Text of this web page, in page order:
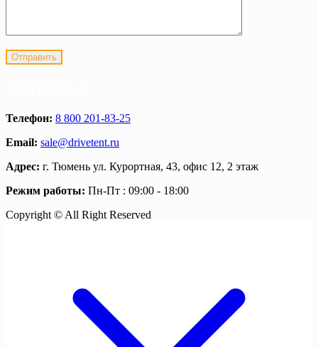
Телефон: 8 800 201-83-25
Email: sale@drivetent.ru
Адрес: г. Тюмень ул. Курортная, 43, офис 12, 2 этаж
Режим работы: Пн-Пт : 09:00 - 18:00
Copyright © All Right Reserved